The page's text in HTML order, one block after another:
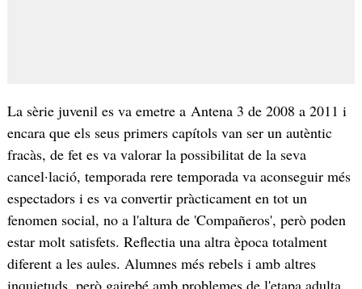
La sèrie juvenil es va emetre a Antena 3 de 2008 a 2011 i
encara que els seus primers capítols van ser un autèntic
fracàs, de fet es va valorar la possibilitat de la seva
cancel·lació, temporada rere temporada va aconseguir més
espectadors i es va convertir pràcticament en tot un
fenomen social, no a l'altura de 'Compañeros', però poden
estar molt satisfets. Reflectia una altra època totalment
diferent a les aules. Alumnes més rebels i amb altres
inquietuds, però gairebé amb problemes de l'etapa adulta.